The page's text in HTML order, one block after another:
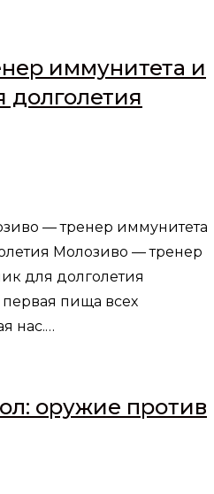
иммунитета и
долголетия
— тренер иммунитета
Молозиво — тренер
для долголетия
пища всех
нас.…
оружие против